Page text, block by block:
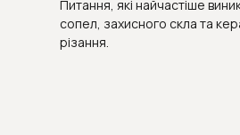
Питання, які найчастіше
сопел, захисного скла та
різання.